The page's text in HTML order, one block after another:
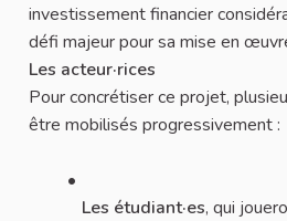
investissement financier
défi majeur pour sa mise en
Les acteur·rices
Pour concrétiser ce projet,
être mobilisés progressivement :
Les étudiant·es, qui